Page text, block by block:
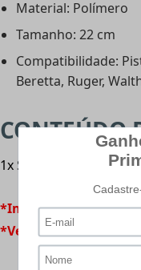
Material: Polímero
Tamanho: 22 cm
Compatibilidade:
Beretta, Ruger,
CONTEÚDO
1x Speedloader para
*Imagens
*Venda permitida